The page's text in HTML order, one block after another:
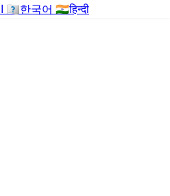
🇰🇷한국어 🇮🇳हिन्दी